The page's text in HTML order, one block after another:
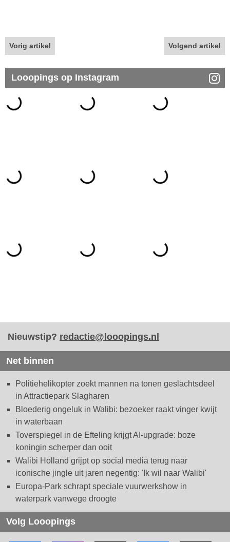
Vorig artikel Volgend artikel
Looopings op Instagram
Nieuwstip? redactie@looopings.nl
Net binnen
Politiehelikopter zoekt mannen na tonen geslachtsdeel
in Attractiepark Slagharen
Bloederig ongeluk in Walibi: bezoeker raakt vinger kwijt
in waterbaan
Toverspiegel in de Efteling krijgt AI-upgrade: boze
koningin scherper dan ooit
Walibi Holland grijpt op social media terug naar
iconische jingle uit jaren negentig: 'Ik wil naar Walibi'
Europa-Park schrapt speciale vuurwerkshow in
waterpark vanwege droogte
Volg Looopings